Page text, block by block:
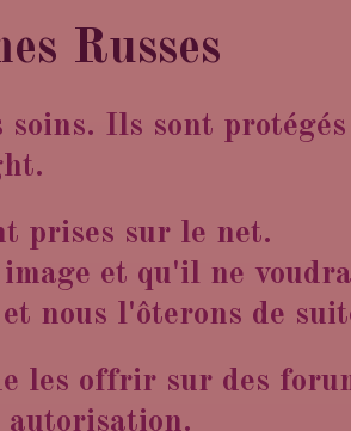
Russes
soins. Ils sont
prises sur le net.
et qu'il ne
nous l'ôterons de
les offrir sur des
autorisation.